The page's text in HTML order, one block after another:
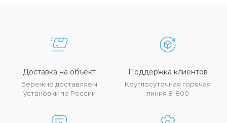
Доставка на объект
Бережно доставляем
установки по России
Поддержка клиентов
Круглосуточная горячая
линия 8-800